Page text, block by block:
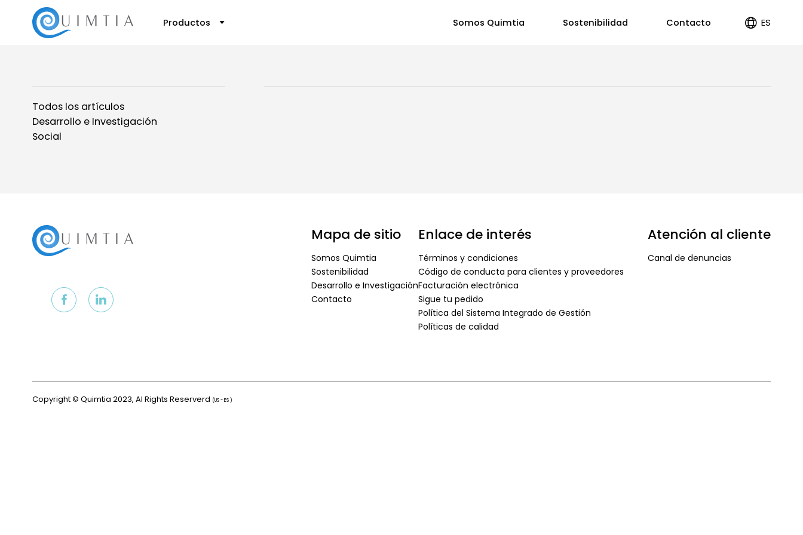
Productos Somos Quimtia Sostenibilidad Contacto ES
Todos los artículos
Desarrollo e Investigación
Social
Mapa de sitio
Somos Quimtia
Sostenibilidad
Desarrollo e Investigación
Contacto
Enlace de interés
Términos y condiciones
Código de conducta para clientes y proveedores
Facturación electrónica
Sigue tu pedido
Política del Sistema Integrado de Gestión
Políticas de calidad
Atención al cliente
Canal de denuncias
Copyright © Quimtia 2023, Al Rights Reserverd (US - ES )